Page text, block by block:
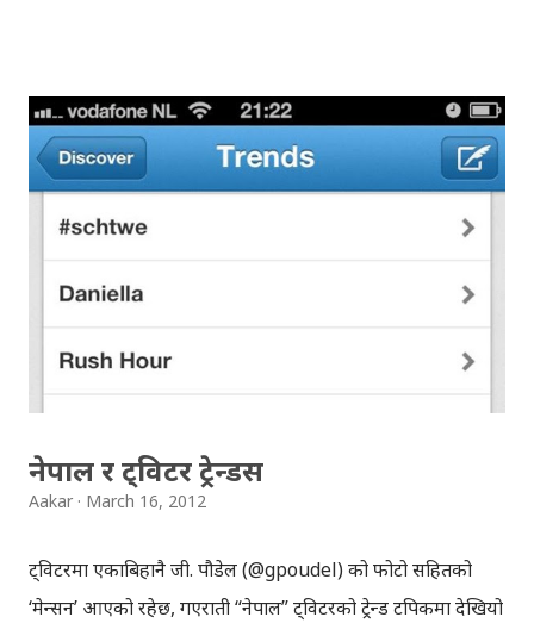
यसको उपस्थिति रहन्छ । प्रेम, विरह, उत्साह, उमंग अनि थुप्रै मनका
संवेगहरु बुलबुलले समेट्‍छ । बुलबुल सुन्न थालेपछि हामी सबै एउटा
समूहमा समेटिन्छौं र बुलबुल भित्र आफैंले आफ्‍नो नाम दिन्छौं -
प्रीतलाई अमर गर्छौँ।" Bulbul is a Radio Program (a gajal
such a wonderful program.You can directly send your
नेपाल र ट्विटर ट्रेन्डस
Aakar March 16, 2012
ट्विटरमा एकाबिहानै जी. पौडेल (@gpoudel) को फोटो सहितको
‘मेन्सन’ आएको रहेछ, गएराती “नेपाल” ट्विटरको ट्रेन्ड टपिकमा देखियो